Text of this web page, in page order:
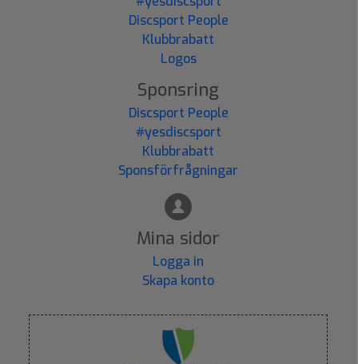
Discsport People
Klubbrabatt
Logos
Sponsring
Discsport People
#yesdiscsport
Klubbrabatt
Sponsförfrågningar
Mina sidor
Logga in
Skapa konto